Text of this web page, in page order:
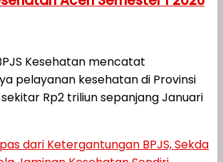
Kesehatan mencatat
pelayanan kesehatan di Provinsi
Rp2 triliun sepanjang Januari